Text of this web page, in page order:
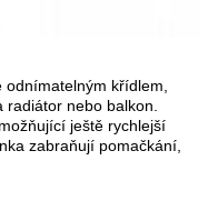
odnímatelným křídlem,
radiátor nebo balkon.
ještě rychlejší
zabraňují pomačkání,